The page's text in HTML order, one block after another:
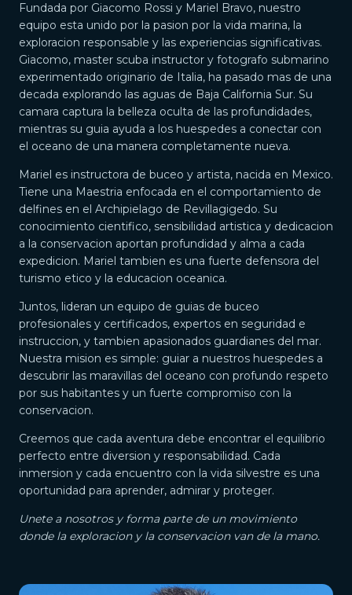
Fundada por Giacomo Rossi y Mariel Bravo, nuestro
equipo esta unido por la pasion por la vida marina, la
exploracion responsable y las experiencias significativas.
Giacomo, master scuba instructor y fotografo submarino
experimentado originario de Italia, ha pasado mas de una
decada explorando las aguas de Baja California Sur. Su
camara captura la belleza oculta de las profundidades,
mientras su guia ayuda a los huespedes a conectar con
el oceano de una manera completamente nueva.
Mariel es instructora de buceo y artista, nacida en Mexico.
Tiene una Maestria enfocada en el comportamiento de
delfines en el Archipielago de Revillagigedo. Su
conocimiento cientifico, sensibilidad artistica y dedicacion
a la conservacion aportan profundidad y alma a cada
expedicion. Mariel tambien es una fuerte defensora del
turismo etico y la educacion oceanica.
Juntos, lideran un equipo de guias de buceo
profesionales y certificados, expertos en seguridad e
instruccion, y tambien apasionados guardianes del mar.
Nuestra mision es simple: guiar a nuestros huespedes a
descubrir las maravillas del oceano con profundo respeto
por sus habitantes y un fuerte compromiso con la
conservacion.
Creemos que cada aventura debe encontrar el equilibrio
perfecto entre diversion y responsabilidad. Cada
inmersion y cada encuentro con la vida silvestre es una
oportunidad para aprender, admirar y proteger.
Unete a nosotros y forma parte de un movimiento
donde la exploracion y la conservacion van de la mano.